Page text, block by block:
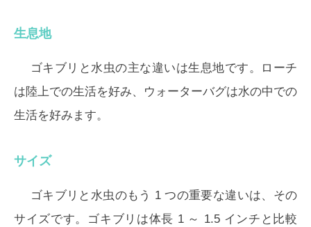
生息地
ゴキブリと水虫の主な違いは生息地です。ローチ
は陸上での生活を好み、ウォーターバグは水の中での
生活を好みます。
サイズ
ゴキブリと水虫のもう 1 つの重要な違いは、その
サイズです。ゴキブリは体長 1 ～ 1.5 インチと比較